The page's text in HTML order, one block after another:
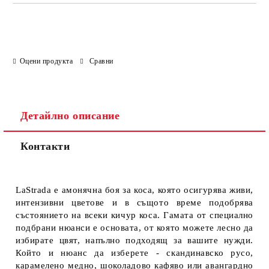
Оцени продукта Сравни
Детайлно описание
Контакти
LaStrada е амонячна боя за коса, която осигурява живи,
интензивни цветове и в същото време подобрява
състоянието на всеки кичур коса. Гамата от специално
подбрани нюанси е основата, от която можете лесно да
избирате цвят, напълно подходящ за вашите нужди.
Който и нюанс да изберете - скандинавско русо,
карамелено медно, шоколадово кафяво или авангардно